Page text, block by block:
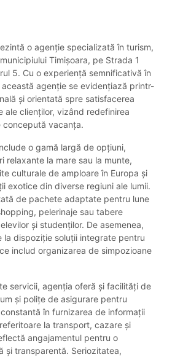
o agenție specializată în turism,
Timișoara, pe Strada 1
5. Cu o experiență semnificativă în
agenție se evidențiază printr-
și orientată spre satisfacerea
ale clienților, vizând redefinirea
concepută vacanța.
o gamă largă de opțiuni,
relaxante la mare sau la munte,
culturale de amploare în Europa și
exotice din diverse regiuni ale lumii.
de pachete adaptate pentru lune
pelerinaje sau tabere
și studenților. De asemenea,
la dispoziție soluții integrate pentru
includ organizarea de simpozioane
servicii, agenția oferă și facilități de
și polițe de asigurare pentru
în furnizarea de informații
la transport, cazare și
angajamentul pentru o
și transparentă. Seriozitatea,